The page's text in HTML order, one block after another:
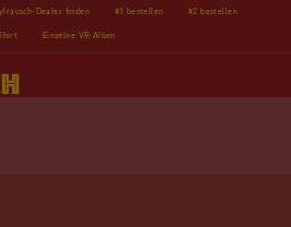
Dealer finden #1 bestellen #2 bestellen
Einzelne VR-Alben